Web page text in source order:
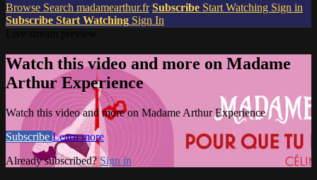
Browse Search madamearthur.fr Subscribe Start Watching Sign in
Subscribe Start Watching Sign In
Watch this video and more on Madame
Arthur Experience
Watch this video and more on Madame Arthur Experience
Subscribe Learn more
Already subscribed?Sign in